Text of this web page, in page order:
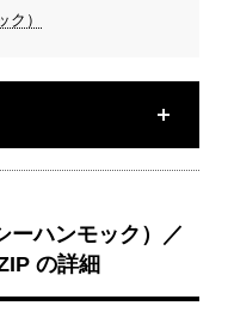
ク）
ハンモック）／
の詳細